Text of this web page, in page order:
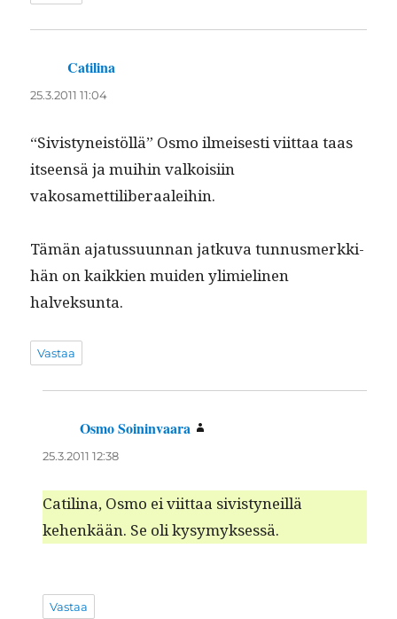
Catilina
25.3.2011 11:04
“Sivistyneistöl­lä” Osmo ilmeis­es­ti viit­taa taas
itseen­sä ja mui­hin valkoisi­in
vakosamettiliberaaleihin.
Tämän aja­tus­su­un­nan jatku­va tun­nus­merkki­
hän on kaikkien muiden ylim­ieli­nen
halveksunta.
Vastaa
Osmo Soininvaara
25.3.2011 12:38
Catili­na, Osmo ei viit­taa sivistyneil­lä
kehenkään. Se oli kysymyksessä.
Vastaa